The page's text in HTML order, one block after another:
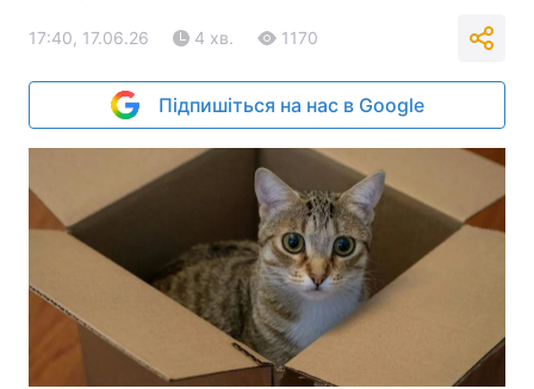
17:40, 17.06.26 4 хв. 1170
Підпишіться на нас в Google